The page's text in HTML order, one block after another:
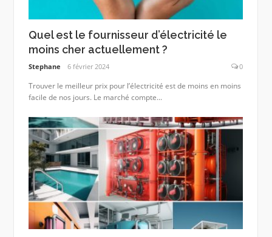
Quel est le fournisseur d’électricité le
moins cher actuellement ?
Stephane 6 février 2024 0
Trouver le meilleur prix pour l’électricité est de moins en moins
facile de nos jours. Le marché compte...